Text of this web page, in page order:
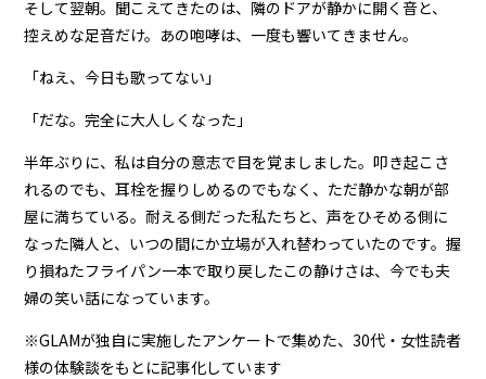
そして翌朝。聞こえてきたのは、隣のドアが静かに開く音と、
控えめな足音だけ。あの咆哮は、一度も響いてきません。
「ねえ、今日も歌ってない」
「だな。完全に大人しくなった」
半年ぶりに、私は自分の意志で目を覚ましました。叩き起こさ
れるのでも、耳栓を握りしめるのでもなく、ただ静かな朝が部
屋に満ちている。耐える側だった私たちと、声をひそめる側に
なった隣人と、いつの間にか立場が入れ替わっていたのです。握
り損ねたフライパン一本で取り戻したこの静けさは、今でも夫
婦の笑い話になっています。
※GLAMが独自に実施したアンケートで集めた、30代・女性読者
様の体験談をもとに記事化しています